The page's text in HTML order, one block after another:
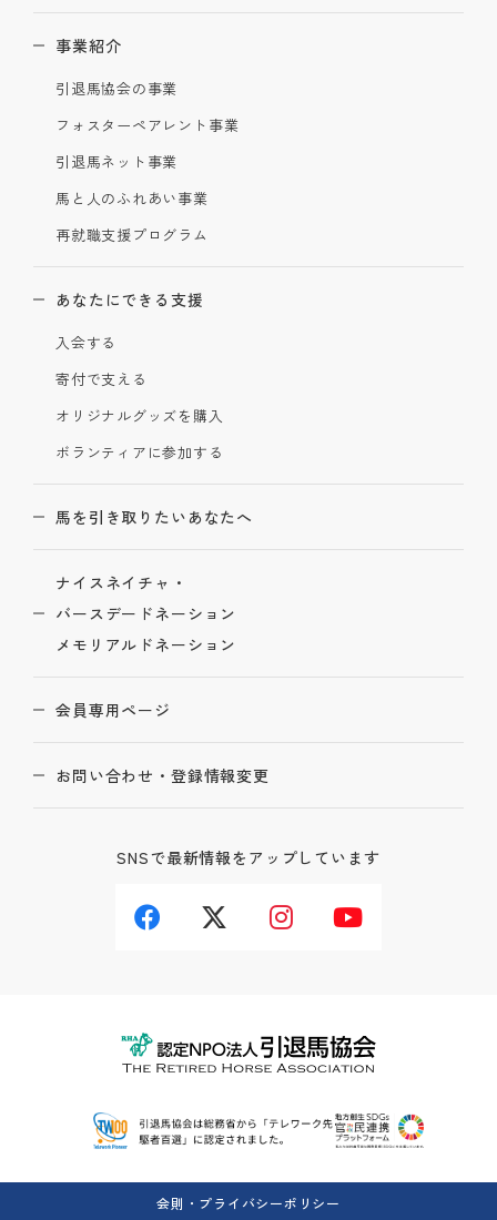
事業紹介
引退馬協会の事業
フォスターペアレント事業
引退馬ネット事業
馬と人のふれあい事業
再就職支援プログラム
あなたにできる支援
入会する
寄付で支える
オリジナルグッズを購入
ボランティアに参加する
馬を引き取りたいあなたへ
ナイスネイチャ・
バースデードネーション
メモリアルドネーション
会員専用ページ
お問い合わせ・登録情報変更
SNSで最新情報をアップしています
会則・プライバシーポリシー